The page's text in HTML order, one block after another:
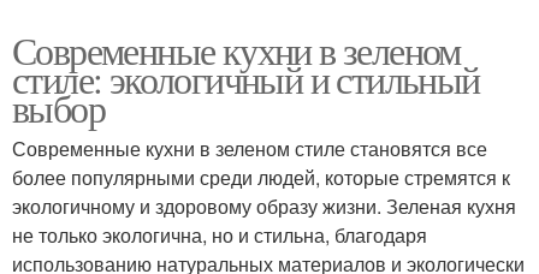
Современные кухни в зеленом
стиле: экологичный и стильный
выбор
Современные кухни в зеленом стиле становятся все
более популярными среди людей, которые стремятся к
экологичному и здоровому образу жизни. Зеленая кухня
не только экологична, но и стильна, благодаря
использованию натуральных материалов и экологически